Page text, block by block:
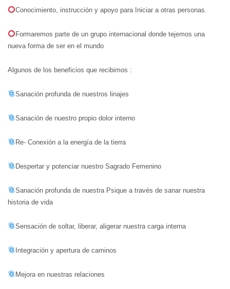
Conocimiento, instrucción y apoyo para Iniciar a otras personas.
Formaremos parte de un grupo internacional donde tejemos una
nueva forma de ser en el mundo
Algunos de los beneficios que recibimos :
Sanación profunda de nuestros linajes
Sanación de nuestro propio dolor interno
Re- Conexión a la energía de la tierra
Despertar y potenciar nuestro Sagrado Femenino
Sanación profunda de nuestra Psique a través de sanar nuestra
historia de vida
Sensación de soltar, liberar, aligerar nuestra carga interna
Integración y apertura de caminos
Mejora en nuestras relaciones